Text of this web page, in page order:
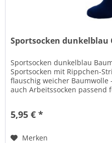
Sportsocken dunkelblau
Sportsocken dunkelblau
Sportsocken mit Rippchen-
flauschig weicher Baumwolle
auch Arbeitssocken passend
5,95 € *
Merken